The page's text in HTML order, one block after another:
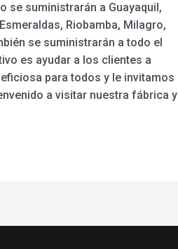
suministrarán a Guayaquil,
Riobamba, Milagro,
se suministrarán a todo el
es ayudar a los clientes a
para todos y le invitamos
a visitar nuestra fábrica y